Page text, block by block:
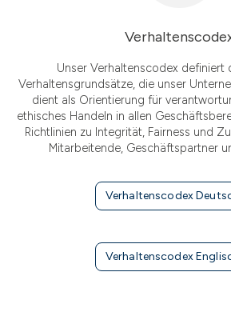
Unser Verhaltenscodex definiert
Verhaltensgrundsätze, die unser
dient als Orientierung für
ethisches Handeln in allen
Richtlinien zu Integrität, Fairness und
Mitarbeitende, Geschäftspartner
Verhaltenscodex
Verhaltenscodex